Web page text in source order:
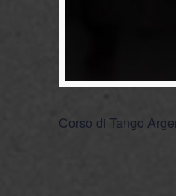
Corso di Tango